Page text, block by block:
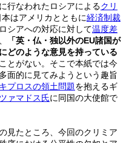
行なわれたロシアによるクリ
はアメリカとともに経済制裁
シアへの対応に対して温度差
「英・仏・独以外のEU諸国が
どのような意見を持っている
とがない。そこで本紙では今
面的に見てみようという趣旨
キプロスの領土問題を抱えるギ
ァマドス氏に同国の大使館で
の見たところ、今回のクリミア